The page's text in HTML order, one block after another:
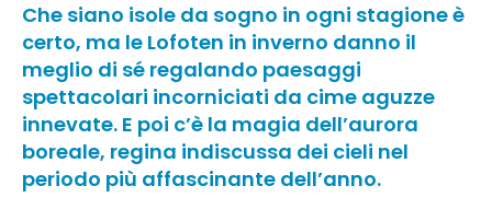
Che siano isole da sogno in ogni stagione è
certo, ma le Lofoten in inverno danno il
meglio di sé regalando paesaggi
spettacolari incorniciati da cime aguzze
innevate. E poi c’è la magia dell’aurora
boreale, regina indiscussa dei cieli nel
periodo più affascinante dell’anno.